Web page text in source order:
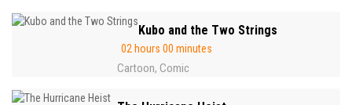
Kubo and the Two Strings
02 hours 00 minutes
Cartoon, Comic